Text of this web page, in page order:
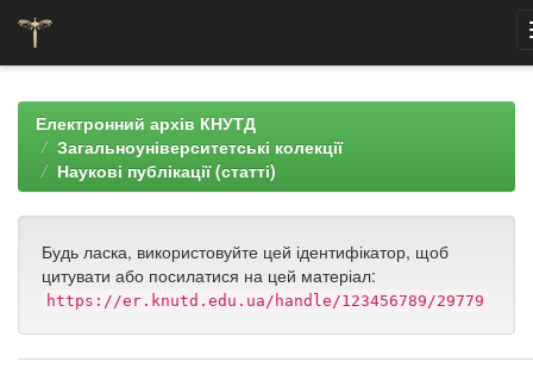
navigationЕлектронний архів КНУТД
Загальноуніверситетські колекції
Наукові публікації (статті)
Будь ласка, використовуйте цей ідентифікатор, щоб
цитувати або посилатися на цей матеріал:
https://er.knutd.edu.ua/handle/123456789/29779